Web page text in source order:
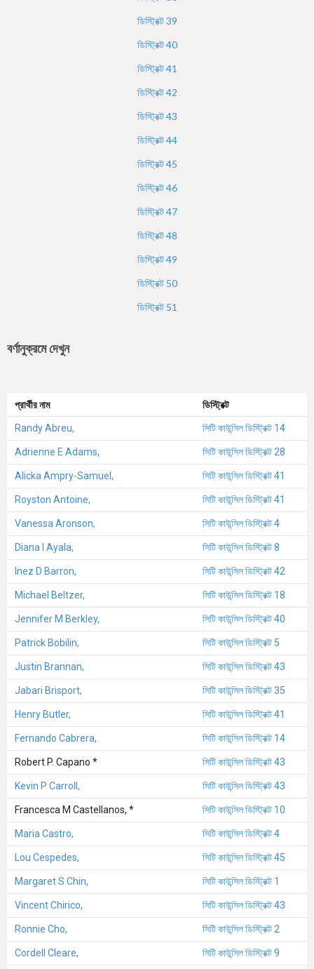
ডিস্ট্রিক্ট39
ডিস্ট্রিক্ট40
ডিস্ট্রিক্ট41
ডিস্ট্রিক্ট42
ডিস্ট্রিক্ট43
ডিস্ট্রিক্ট44
ডিস্ট্রিক্ট45
ডিস্ট্রিক্ট46
ডিস্ট্রিক্ট47
ডিস্ট্রিক্ট48
ডিস্ট্রিক্ট49
ডিস্ট্রিক্ট 50
ডিস্ট্রিক্ট 51
বর্ণানুক্রমে দেখুন
প্রার্থীর নাম ডিস্ট্রিক্ট
Randy Abreu, সিটি কাউন্সিল ডিস্ট্রিক্ট 14
Adrienne E Adams, সিটি কাউন্সিল ডিস্ট্রিক্ট 28
Alicka Ampry-Samuel, সিটি কাউন্সিল ডিস্ট্রিক্ট 41
Royston Antoine, সিটি কাউন্সিল ডিস্ট্রিক্ট 41
Vanessa Aronson, সিটি কাউন্সিল ডিস্ট্রিক্ট 4
Diana I Ayala, সিটি কাউন্সিল ডিস্ট্রিক্ট 8
Inez D Barron, সিটি কাউন্সিল ডিস্ট্রিক্ট 42
Michael Beltzer, সিটি কাউন্সিল ডিস্ট্রিক্ট 18
Jennifer M Berkley, সিটি কাউন্সিল ডিস্ট্রিক্ট 40
Patrick Bobilin, সিটি কাউন্সিল ডিস্ট্রিক্ট 5
Justin Brannan, সিটি কাউন্সিল ডিস্ট্রিক্ট 43
Jabari Brisport, সিটি কাউন্সিল ডিস্ট্রিক্ট 35
Henry Butler, সিটি কাউন্সিল ডিস্ট্রিক্ট 41
Fernando Cabrera, সিটি কাউন্সিল ডিস্ট্রিক্ট 14
Robert P. Capano * সিটি কাউন্সিল ডিস্ট্রিক্ট 43
Kevin P Carroll, সিটি কাউন্সিল ডিস্ট্রিক্ট 43
Francesca M Castellanos, * সিটি কাউন্সিল ডিস্ট্রিক্ট 10
Maria Castro, সিটি কাউন্সিল ডিস্ট্রিক্ট 4
Lou Cespedes, সিটি কাউন্সিল ডিস্ট্রিক্ট 45
Margaret S Chin, সিটি কাউন্সিল ডিস্ট্রিক্ট 1
Vincent Chirico, সিটি কাউন্সিল ডিস্ট্রিক্ট 43
Ronnie Cho, সিটি কাউন্সিল ডিস্ট্রিক্ট 2
Cordell Cleare, সিটি কাউন্সিল ডিস্ট্রিক্ট 9